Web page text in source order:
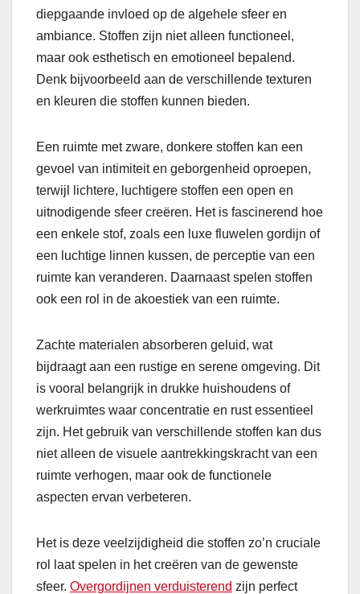
diepgaande invloed op de algehele sfeer en
ambiance. Stoffen zijn niet alleen functioneel,
maar ook esthetisch en emotioneel bepalend.
Denk bijvoorbeeld aan de verschillende texturen
en kleuren die stoffen kunnen bieden.
Een ruimte met zware, donkere stoffen kan een
gevoel van intimiteit en geborgenheid oproepen,
terwijl lichtere, luchtigere stoffen een open en
uitnodigende sfeer creëren. Het is fascinerend hoe
een enkele stof, zoals een luxe fluwelen gordijn of
een luchtige linnen kussen, de perceptie van een
ruimte kan veranderen. Daarnaast spelen stoffen
ook een rol in de akoestiek van een ruimte.
Zachte materialen absorberen geluid, wat
bijdraagt aan een rustige en serene omgeving. Dit
is vooral belangrijk in drukke huishoudens of
werkruimtes waar concentratie en rust essentieel
zijn. Het gebruik van verschillende stoffen kan dus
niet alleen de visuele aantrekkingskracht van een
ruimte verhogen, maar ook de functionele
aspecten ervan verbeteren.
Het is deze veelzijdigheid die stoffen zo’n cruciale
rol laat spelen in het creëren van de gewenste
sfeer. Overgordijnen verduisterend zijn perfect